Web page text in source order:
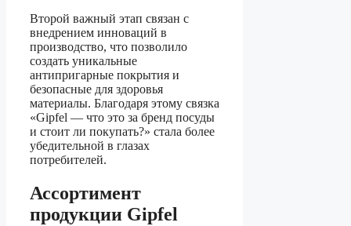
Второй важный этап связан с
внедрением инноваций в
производство, что позволило
создать уникальные
антипригарные покрытия и
безопасные для здоровья
материалы. Благодаря этому связка
«Gipfel — что это за бренд посуды
и стоит ли покупать?» стала более
убедительной в глазах
потребителей.
Ассортимент
продукции Gipfel